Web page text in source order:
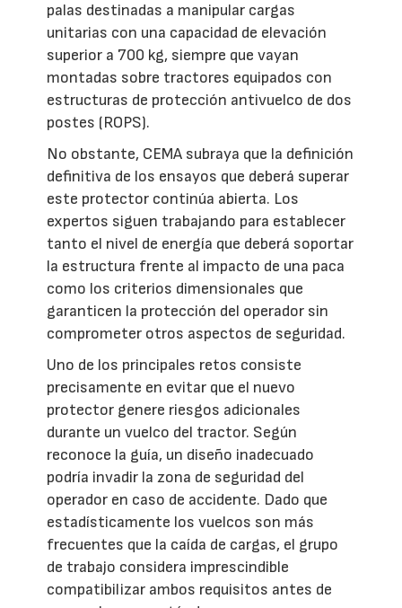
palas destinadas a manipular cargas
unitarias con una capacidad de elevación
superior a 700 kg, siempre que vayan
montadas sobre tractores equipados con
estructuras de protección antivuelco de dos
postes (ROPS).
No obstante, CEMA subraya que la definición
definitiva de los ensayos que deberá superar
este protector continúa abierta. Los
expertos siguen trabajando para establecer
tanto el nivel de energía que deberá soportar
la estructura frente al impacto de una paca
como los criterios dimensionales que
garanticen la protección del operador sin
comprometer otros aspectos de seguridad.
Uno de los principales retos consiste
precisamente en evitar que el nuevo
protector genere riesgos adicionales
durante un vuelco del tractor. Según
reconoce la guía, un diseño inadecuado
podría invadir la zona de seguridad del
operador en caso de accidente. Dado que
estadísticamente los vuelcos son más
frecuentes que la caída de cargas, el grupo
de trabajo considera imprescindible
compatibilizar ambos requisitos antes de